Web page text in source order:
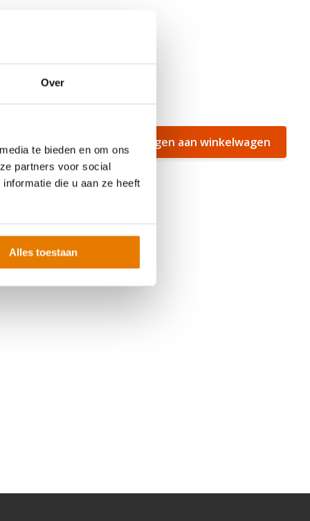
Over
te bieden en om ons
partners voor social
die u aan ze heeft
Alles toestaan
te
Toevoegen aan winkelwagen